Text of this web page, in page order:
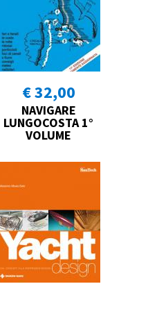
€ 32,00
NAVIGARE
LUNGOCOSTA 1°
VOLUME